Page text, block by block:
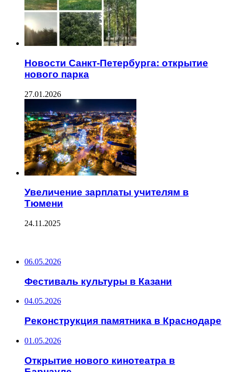
Новости Санкт-Петербурга: открытие
нового парка
27.01.2026
Увеличение зарплаты учителям в
Тюмени
24.11.2025
06.05.2026
Фестиваль культуры в Казани
04.05.2026
Реконструкция памятника в Краснодаре
01.05.2026
Открытие нового кинотеатра в